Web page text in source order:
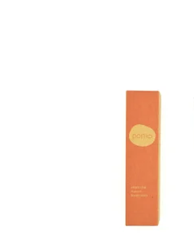
Ponio